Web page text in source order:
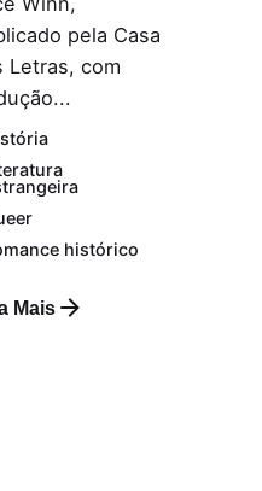
pela Casa
Letras, com
histórico
Mais